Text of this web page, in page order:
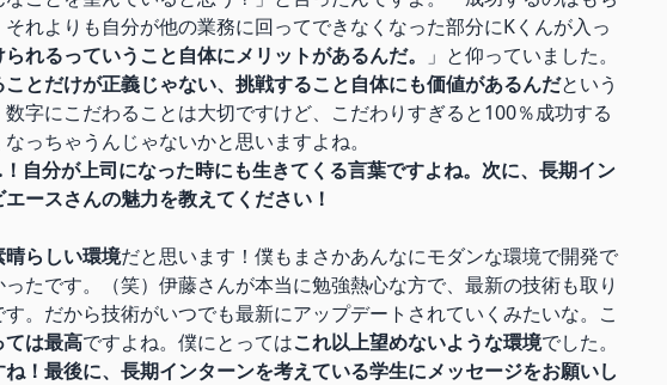
れよりも自分が他の業務に回ってできなくなった部分にKくんが入っ
れるっていうこと自体にメリットがあるんだ。
」と仰っていました。
ことだけが正義じゃない、挑戦すること自体にも価値があるんだという
字にこだわることは大切ですけど、こだわりすぎると100％成功する
っちゃうんじゃないかと思いますよね。
自分が上司になった時にも生きてくる言葉ですよね。次に、長期イン
ースさんの魅力を教えてください！
らしい環境だと思います！僕もまさかあんなにモダンな環境で開発で
たです。（笑）伊藤さんが本当に勉強熱心な方で、最新の技術も取り
。だから技術がいつでも最新にアップデートされていくみたいな。こ
ては最高ですよね。僕にとってはこれ以上望めないような環境でした。
！最後に、長期インターンを考えている学生にメッセージをお願いし